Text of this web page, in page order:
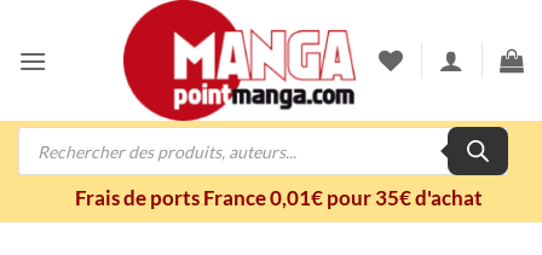
contenu
Recherche
Frais de ports France 0,01€ pour 35€ d'achat